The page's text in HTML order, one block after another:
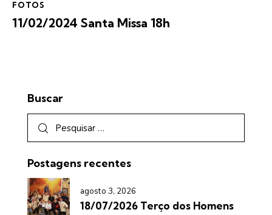
FOTOS
11/02/2024 Santa Missa 18h
Buscar
Postagens recentes
agosto 3, 2026
18/07/2026 Terço dos Homens